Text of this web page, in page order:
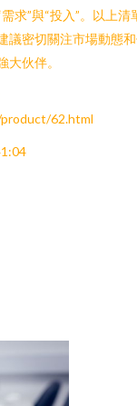
求”與“投入”。以上清
議密切關注市場動態
伙伴。
62.html